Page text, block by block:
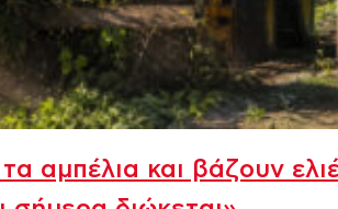
αμπέλια και βάζουν